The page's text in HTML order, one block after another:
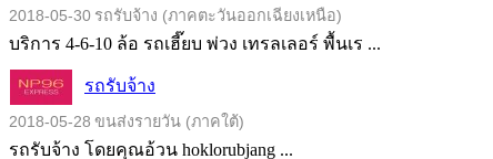
2018-05-30 รถรับจ้าง (ภาคตะวันออกเฉียงเหนือ)
บริการ 4-6-10 ล้อ รถเฮี๊ยบ พ่วง เทรลเลอร์ พื้นเร ...
รถรับจ้าง
2018-05-28 ขนส่งรายวัน (ภาคใต้)
รถรับจ้าง โดยคุณอ้วน hoklorubjang ...